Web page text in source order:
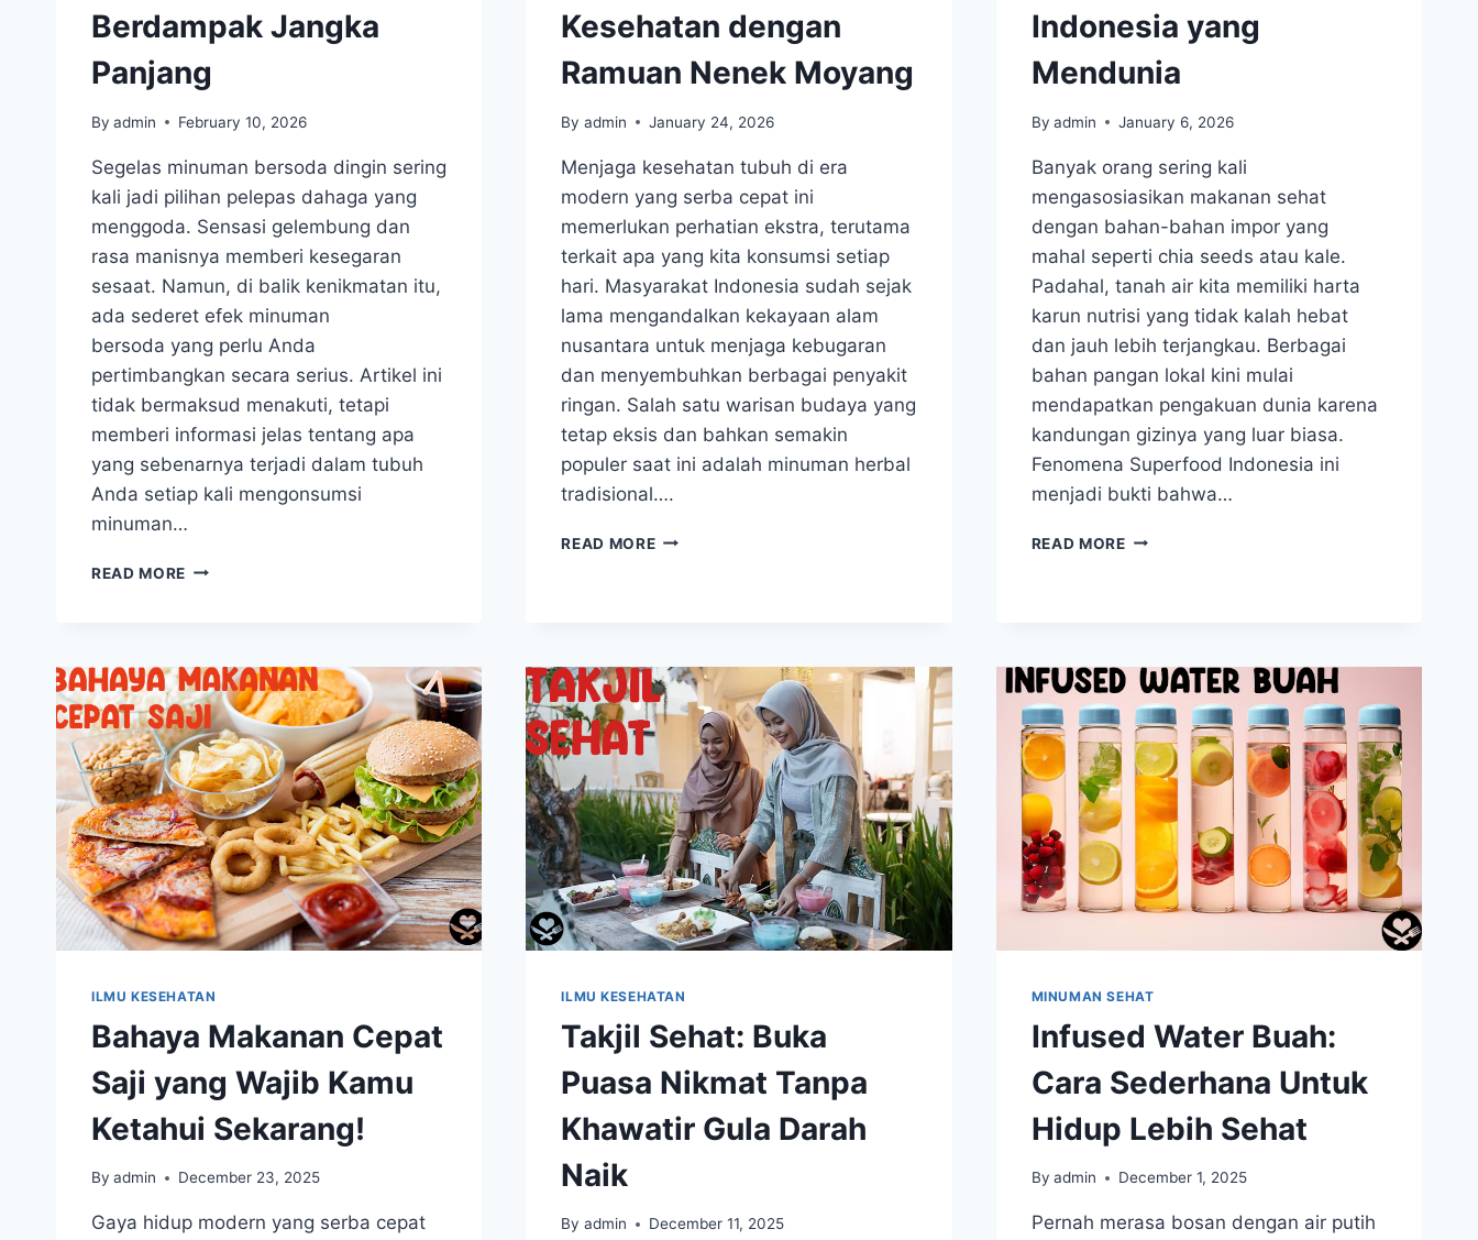
Berdampak Jangka
Panjang
By admin February 10, 2026
Segelas minuman bersoda dingin sering
kali jadi pilihan pelepas dahaga yang
menggoda. Sensasi gelembung dan
rasa manisnya memberi kesegaran
sesaat. Namun, di balik kenikmatan itu,
ada sederet efek minuman
bersoda yang perlu Anda
pertimbangkan secara serius. Artikel ini
tidak bermaksud menakuti, tetapi
memberi informasi jelas tentang apa
yang sebenarnya terjadi dalam tubuh
Anda setiap kali mengonsumsi
minuman…
READ MORE EFEK
YANG
BERDAMPAK
JANGKA
PANJANG
Kesehatan dengan
Ramuan Nenek Moyang
By admin January 24, 2026
Menjaga kesehatan tubuh di era
modern yang serba cepat ini
memerlukan perhatian ekstra, terutama
terkait apa yang kita konsumsi setiap
hari. Masyarakat Indonesia sudah sejak
lama mengandalkan kekayaan alam
nusantara untuk menjaga kebugaran
dan menyembuhkan berbagai penyakit
ringan. Salah satu warisan budaya yang
tetap eksis dan bahkan semakin
populer saat ini adalah minuman herbal
tradisional….
READ MOREMINUMAN
RAMUAN
NENEK
MOYANG
Indonesia yang
Mendunia
By admin January 6, 2026
Banyak orang sering kali
mengasosiasikan makanan sehat
dengan bahan-bahan impor yang
mahal seperti chia seeds atau kale.
Padahal, tanah air kita memiliki harta
karun nutrisi yang tidak kalah hebat
dan jauh lebih terjangkau. Berbagai
bahan pangan lokal kini mulai
mendapatkan pengakuan dunia karena
kandungan gizinya yang luar biasa.
Fenomena Superfood Indonesia ini
menjadi bukti bahwa…
READ MOREMENGENAL
MENDUNIA
ILMU KESEHATAN
Bahaya Makanan Cepat
Saji yang Wajib Kamu
Ketahui Sekarang!
By admin December 23, 2025
Gaya hidup modern yang serba cepat
ILMU KESEHATAN
Takjil Sehat: Buka
Puasa Nikmat Tanpa
Khawatir Gula Darah
Naik
By admin December 11, 2025
MINUMAN SEHAT
Infused Water Buah:
Cara Sederhana Untuk
Hidup Lebih Sehat
By admin December 1, 2025
Pernah merasa bosan dengan air putih